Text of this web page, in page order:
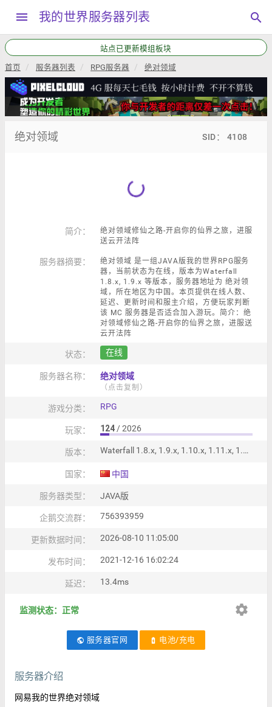
menu 我的世界服务器列表 search
站点已更新模组板块
首页 服务器列表 RPG服务器 绝对领域
绝对领域 SID： 4108
简介：
绝对领域修仙之路-开启你的仙界之旅，进服
送云开法阵
服务器摘要：
绝对领域 是一组JAVA版我的世界RPG服务
器，当前状态为在线，版本为Waterfall
1.8.x, 1.9.x 等版本，服务器地址为 绝对领
域，所在地区为中国。本页提供在线人数、
延迟、更新时间和服主介绍，方便玩家判断
该 MC 服务器是否适合加入游玩。简介：绝
对领域修仙之路-开启你的仙界之旅，进服送
云开法阵
状态： 在线
服务器名称： 绝对领域
（点击复制）
游戏分类： RPG
玩家： 124 / 2026
版本： Waterfall 1.8.x, 1.9.x, 1.10.x, 1.11.x, 1.12.x, 1.13.x, 1.14.x, 1.15.x, 1.16.x, 1.17.x
国家： 中国
服务器类型： JAVA版
企鹅交流群： 756393959
更新数据时间： 2026-08-10 11:05:00
发布时间： 2021-12-16 16:02:24
延迟： 13.4ms
监测状态：正常 settings
public 服务器官网 battery_charging_full 电池/充电
服务器介绍
网易我的世界绝对领域